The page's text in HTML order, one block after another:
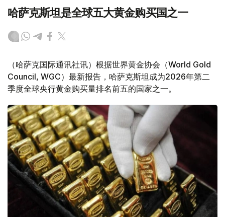
哈萨克斯坦是全球五大黄金购买国之一
（哈萨克国际通讯社讯）根据世界黄金协会（World Gold
Council, WGC）最新报告，哈萨克斯坦成为2026年第二
季度全球央行黄金购买量排名前五的国家之一。